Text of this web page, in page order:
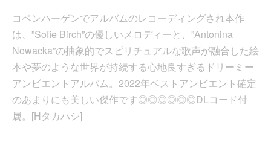
コペンハーゲンでアルバムのレコーディングされ本作
は、”Sofie Birch”の優しいメロディーと、”Antonina
Nowacka”の抽象的でスピリチュアルな歌声が融合した絵
本や夢のような世界が持続する心地良すぎるドリーミー
アンビエントアルバム。2022年ベストアンビエント確定
のあまりにも美しい傑作です◎◎◎◎◎◎DLコード付
属。[Hタカハシ]